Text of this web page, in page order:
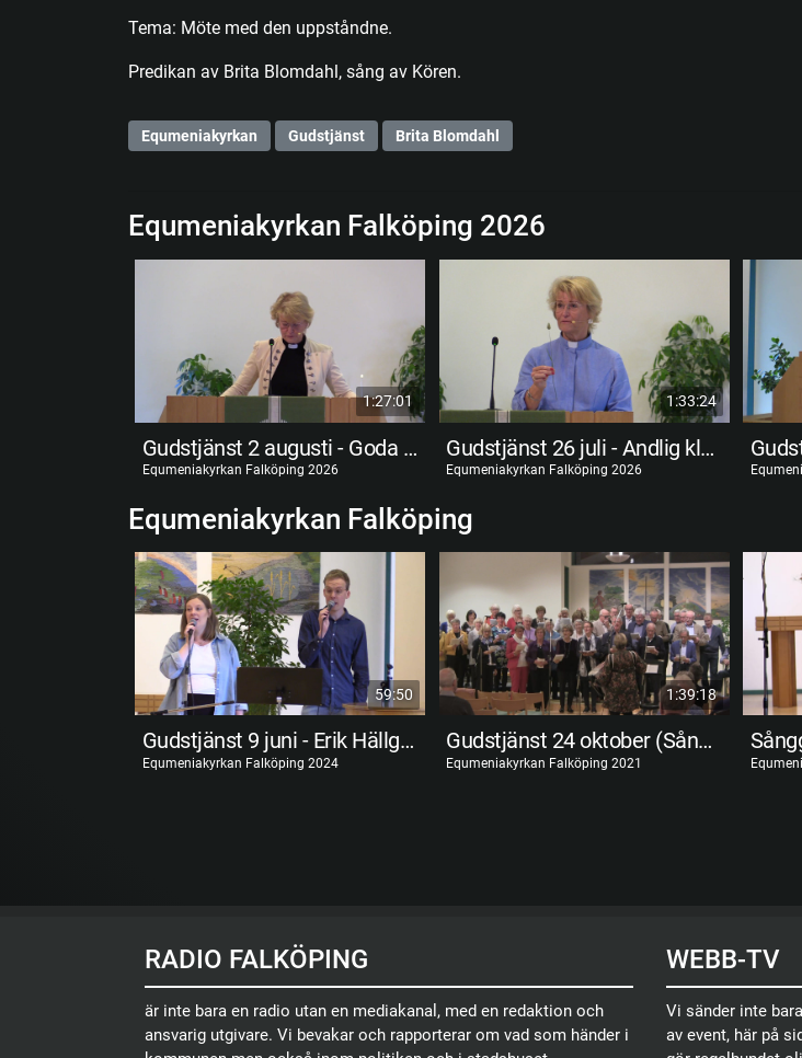
Tema: Möte med den uppståndne.
Predikan av Brita Blomdahl, sång av Kören.
Equmeniakyrkan Gudstjänst Brita Blomdahl
Equmeniakyrkan Falköping 2026
1:27:01
Gudstjänst 2 augusti - Goda förvaltare
Equmeniakyrkan Falköping 2026
1:33:24
Gudstjänst 26 juli - Andlig klarsyn
Equmeniakyrkan Falköping 2026
Equmeniakyrkan Falköping
59:50
Gudstjänst 9 juni - Erik Hällgren
Equmeniakyrkan Falköping 2024
1:39:18
Gudstjänst 24 oktober (Sånggudstjänst)
Equmeniakyrkan Falköping 2021
RADIO FALKÖPING
är inte bara en radio utan en mediakanal, med en redaktion och
ansvarig utgivare. Vi bevakar och rapporterar om vad som händer i
WEBB-TV
Vi sänder inte
av event, här på